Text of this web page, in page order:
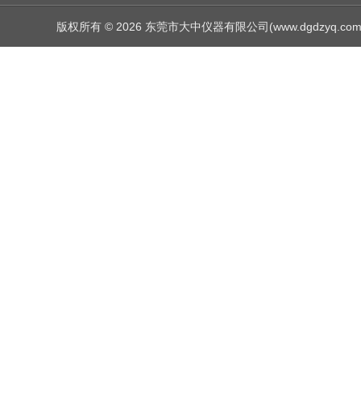
版权所有 © 2026 东莞市大中仪器有限公司